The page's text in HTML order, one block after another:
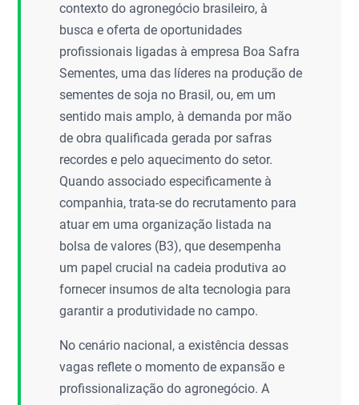
contexto do agronegócio brasileiro, à
busca e oferta de oportunidades
profissionais ligadas à empresa Boa Safra
Sementes, uma das líderes na produção de
sementes de soja no Brasil, ou, em um
sentido mais amplo, à demanda por mão
de obra qualificada gerada por safras
recordes e pelo aquecimento do setor.
Quando associado especificamente à
companhia, trata-se do recrutamento para
atuar em uma organização listada na
bolsa de valores (B3), que desempenha
um papel crucial na cadeia produtiva ao
fornecer insumos de alta tecnologia para
garantir a produtividade no campo.
No cenário nacional, a existência dessas
vagas reflete o momento de expansão e
profissionalização do agronegócio. A